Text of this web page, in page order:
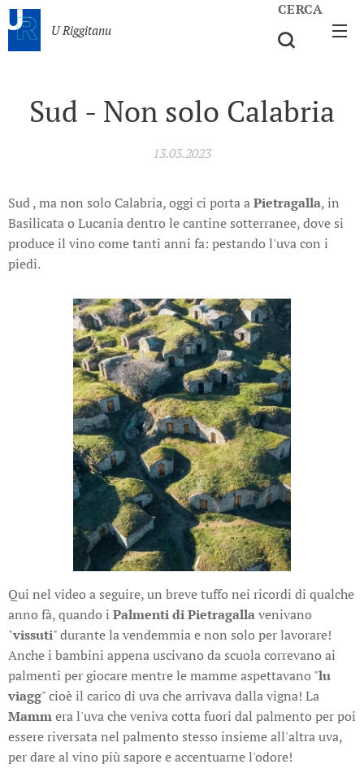
U Riggitanu
CERCA
Sud - Non solo Calabria
13.03.2023
Sud , ma non solo Calabria, oggi ci porta aPietragalla, in
Basilicata o Lucania dentro le cantine sotterranee, dove si
produce il vino come tanti anni fa: pestando l'uva con i
piedi.
Qui nel video a seguire, un breve tuffo nei ricordi di qualche
anno fà, quando i Palmenti di Pietragallavenivano
"vissuti" durante la vendemmia e non solo per lavorare!
Anche i bambini appena uscivano da scuola correvano ai
palmenti per giocare mentre le mamme aspettavano "lu
viagg" cioè il carico di uva che arrivava dalla vigna! La
Mammera l'uva che veniva cotta fuori dal palmento per poi
essere riversata nel palmento stesso insieme all'altra uva,
per dare al vino più sapore e accentuarne l'odore!